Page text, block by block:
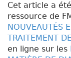
Cet article a
ressource de
NOUVEAUTÉS
TRAITEMENT
en ligne sur les